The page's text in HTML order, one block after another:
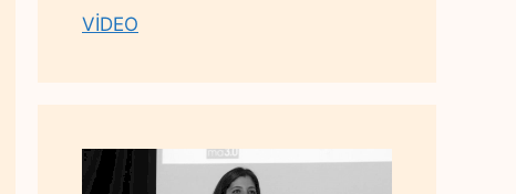
VİDEO